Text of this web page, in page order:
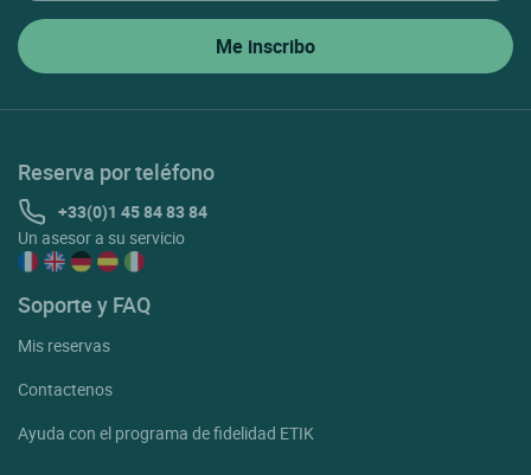
Reserva por teléfono
+33(0)1 45 84 83 84
Un asesor a su servicio
Soporte y FAQ
Mis reservas
Contactenos
Ayuda con el programa de fidelidad ETIK